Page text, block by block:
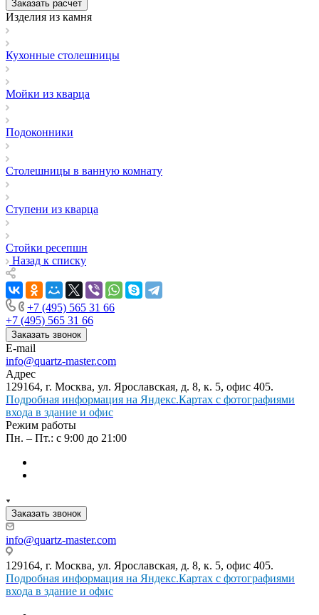
Заказать расчет
Изделия из камня
Кухонные столешницы
Мойки из кварца
Подоконники
Столешницы в ванную комнату
Ступени из кварца
Стойки ресепшн
Назад к списку
+7 (495) 565 31 66
+7 (495) 565 31 66
Заказать звонок
E-mail
info@quartz-master.com
Адрес
129164, г. Москва, ул. Ярославская, д. 8, к. 5, офис 405.
Подробная информация на Яндекс.Картах с фотографиями
входа в здание и офис
Режим работы
Пн. – Пт.: с 9:00 до 21:00
Заказать звонок
info@quartz-master.com
129164, г. Москва, ул. Ярославская, д. 8, к. 5, офис 405.
Подробная информация на Яндекс.Картах с фотографиями
входа в здание и офис